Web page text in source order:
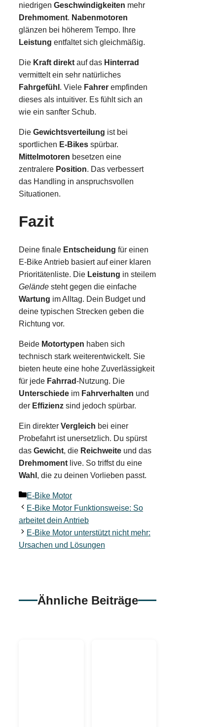
niedrigen Geschwindigkeiten mehr
Drehmoment. Nabenmotoren
glänzen bei höherem Tempo. Ihre
Leistung entfaltet sich gleichmäßig.
Die Kraft direkt auf das Hinterrad
vermittelt ein sehr natürliches
Fahrgefühl . Viele Fahrer empfinden
dieses als intuitiver. Es fühlt sich an
wie ein sanfter Schub.
Die Gewichtsverteilung ist bei
sportlichen E-Bikes spürbar.
Mittelmotoren besetzen eine
zentralere Position. Das verbessert
das Handling in anspruchsvollen
Situationen.
Fazit
Deine finale Entscheidung für einen
E-Bike Antrieb basiert auf einer klaren
Prioritätenliste. Die Leistung in steilem
Gelände steht gegen die einfache
Wartung im Alltag. Dein Budget und
deine typischen Strecken geben die
Richtung vor.
Beide Motortypen haben sich
technisch stark weiterentwickelt. Sie
bieten heute eine hohe Zuverlässigkeit
für jede Fahrrad-Nutzung. Die
Unterschiede im Fahrverhalten und
der Effizienz sind jedoch spürbar.
Ein direkter Vergleich bei einer
Probefahrt ist unersetzlich. Du spürst
das Gewicht, die Reichweite und das
Drehmoment live. So triffst du eine
Wahl , die zu deinen Vorlieben passt.
Kategorien
E-Bike Motor
E-Bike Motor Funktionsweise: So
arbeitet dein Antrieb
E-Bike Motor unterstützt nicht mehr:
Ursachen und Lösungen
Ähnliche Beiträge